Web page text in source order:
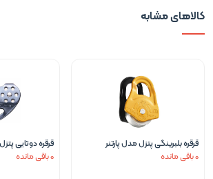
کالاهای مشابه
قرقره بلبرینگی پتزل مدل پارتنر
0 باقی مانده
قرقره دوتایی پتزل
0 باقی مانده